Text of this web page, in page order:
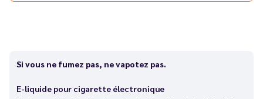
Si vous ne fumez pas, ne vapotez pas.
E-liquide pour cigarette électronique